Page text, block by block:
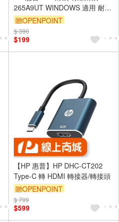
265A9UT WINDOWS 適用 耐用
耐操
贈OPENPOINT
$ 390
$199
【HP 惠普】HP DHC-CT202
Type-C 轉 HDMI 轉接器/轉接頭
贈OPENPOINT
$ 799
$599